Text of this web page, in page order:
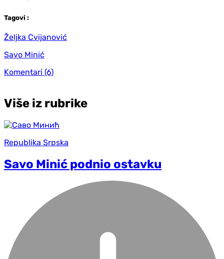
Tagovi :
Željka Cvijanović
Savo Minić
Komentari (6)
Više iz rubrike
Republika Srpska
Savo Minić podnio ostavku